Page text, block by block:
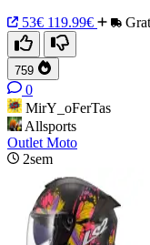
53€ 119.99€
759
0
MirY_oFerTas
Allsports
Outlet Moto
2sem